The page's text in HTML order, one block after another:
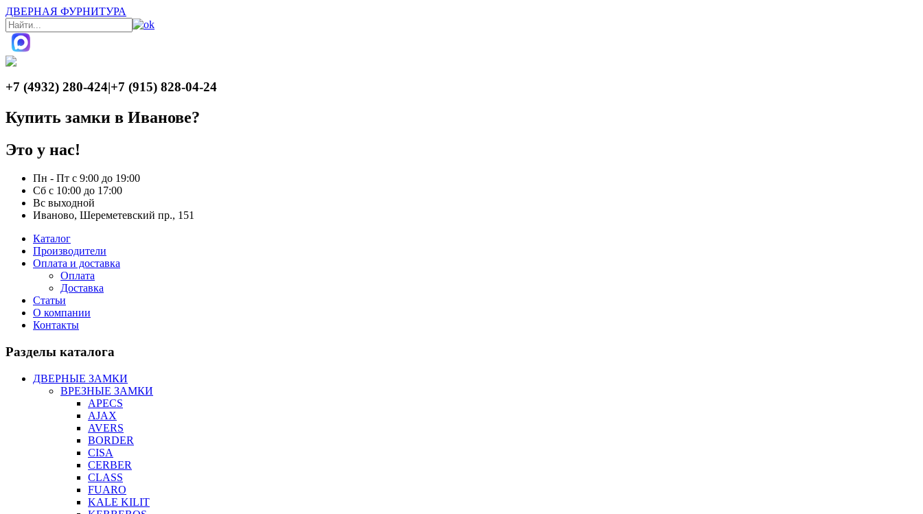
ДВЕРНАЯ ФУРНИТУРА
+7 (4932) 280-424|+7 (915) 828-04-24
Купить замки в Иванове?
Это у нас!
Пн - Пт с 9:00 до 19:00
Сб с 10:00 до 17:00
Вс выходной
Иваново, Шереметевский пр., 151
Каталог
Производители
Оплата и доставка
Оплата
Доставка
Статьи
О компании
Контакты
Разделы каталога
ДВЕРНЫЕ ЗАМКИ
ВРЕЗНЫЕ ЗАМКИ
APECS
AJAX
AVERS
BORDER
CISA
CERBER
CLASS
FUARO
KALE KILIT